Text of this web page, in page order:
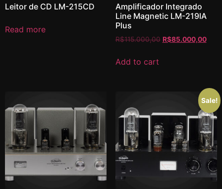
Leitor de CD LM-215CD
Read more
Amplificador Integrado
Line Magnetic LM-219IA
Plus
R$115.000,00 R$85.000,00
Add to cart
Sale!